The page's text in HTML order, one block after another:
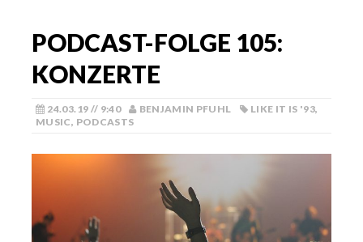
PODCAST-FOLGE 105:
KONZERTE
24.03.19 // 9:40 BENJAMIN PFUHL LIKE IT IS '93,
MUSIC, PODCASTS